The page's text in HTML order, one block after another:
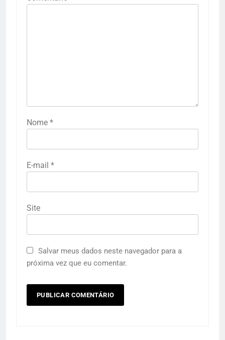
Nome *
E-mail *
Site
Salvar meus dados neste navegador para a
próxima vez que eu comentar.